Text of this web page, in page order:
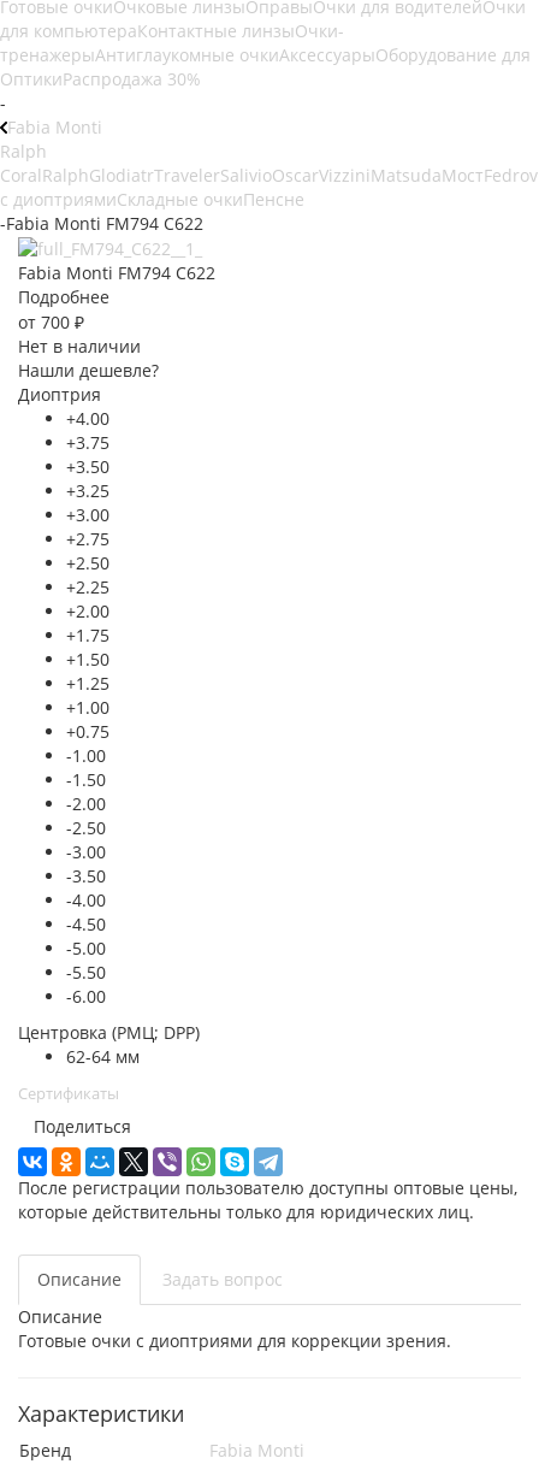
Готовые очкиОчковые линзыОправыОчки для водителейОчки
для компьютераКонтактные линзыОчки-
тренажерыАнтиглаукомные очкиАксессуарыОборудование для
ОптикиРаспродажа 30%
-
Fabia Monti
Ralph
CoralRalphGlodiatrTravelerSalivioOscarVizziniMatsudaМостFedrov
с диоптриямиСкладные очкиПенсне
-Fabia Monti FM794 C622
Fabia Monti FM794 C622
Подробнее
от 700 ₽
Нет в наличии
Нашли дешевле?
Диоптрия
+4.00
+3.75
+3.50
+3.25
+3.00
+2.75
+2.50
+2.25
+2.00
+1.75
+1.50
+1.25
+1.00
+0.75
-1.00
-1.50
-2.00
-2.50
-3.00
-3.50
-4.00
-4.50
-5.00
-5.50
-6.00
Центровка (РМЦ; DPP)
62-64 мм
Сертификаты
Поделиться
После регистрации пользователю доступны оптовые цены,
которые действительны только для юридических лиц.
Описание
Задать вопрос
Описание
Готовые очки с диоптриями для коррекции зрения.
Характеристики
Бренд
Fabia Monti